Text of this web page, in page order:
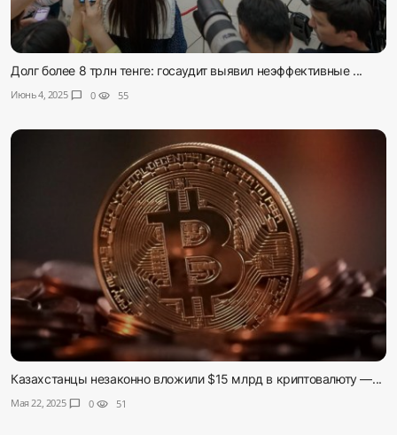
Долг более 8 трлн тенге: госаудит выявил неэффективные ...
Июнь 4, 2025 chat_bubble 0 visibility 55
Казахстанцы незаконно вложили $15 млрд в криптовалюту —...
Мая 22, 2025 chat_bubble 0 visibility 51